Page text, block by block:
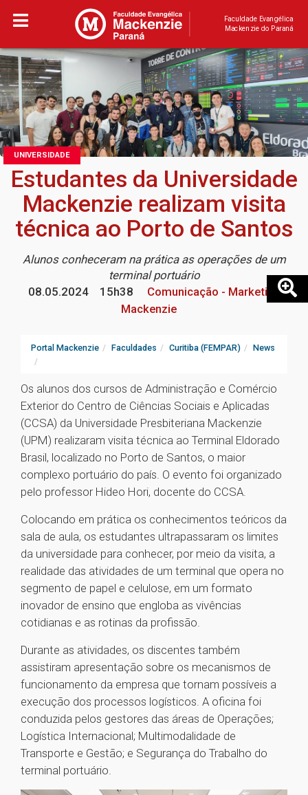
Faculdade Evangélica
Mackenzie do Paraná
UNIVERSIDADE
Estudantes da Universidade
Mackenzie realizam visita
técnica ao Porto de Santos
Alunos conheceram na prática as operações de um
terminal portuário
08.05.2024
15h38
Comunicação - Marketing
Mackenzie
Portal Mackenzie Faculdades Curitiba (FEMPAR) News
Os alunos dos cursos de Administração e Comércio
Exterior do Centro de Ciências Sociais e Aplicadas
(CCSA) da Universidade Presbiteriana Mackenzie
(UPM) realizaram visita técnica ao Terminal Eldorado
Brasil, localizado no Porto de Santos, o maior
complexo portuário do país. O evento foi organizado
pelo professor Hideo Hori, docente do CCSA.
Colocando em prática os conhecimentos teóricos da
sala de aula, os estudantes ultrapassaram os limites
da universidade para conhecer, por meio da visita, a
realidade das atividades de um terminal que opera no
segmento de papel e celulose, em um formato
inovador de ensino que engloba as vivências
cotidianas e as rotinas da profissão.
Durante as atividades, os discentes também
assistiram apresentação sobre os mecanismos de
funcionamento da empresa que tornam possíveis a
execução dos processos logísticos. A oficina foi
conduzida pelos gestores das áreas de Operações;
Logística Internacional; Multimodalidade de
Transporte e Gestão; e Segurança do Trabalho do
terminal portuário.